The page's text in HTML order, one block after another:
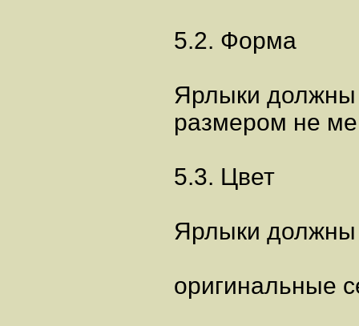
5.2. Форма
Ярлыки должны
размером не
5.3. Цвет
Ярлыки
оригинальные